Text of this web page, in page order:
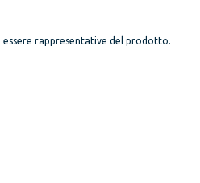
rappresentative del prodotto.